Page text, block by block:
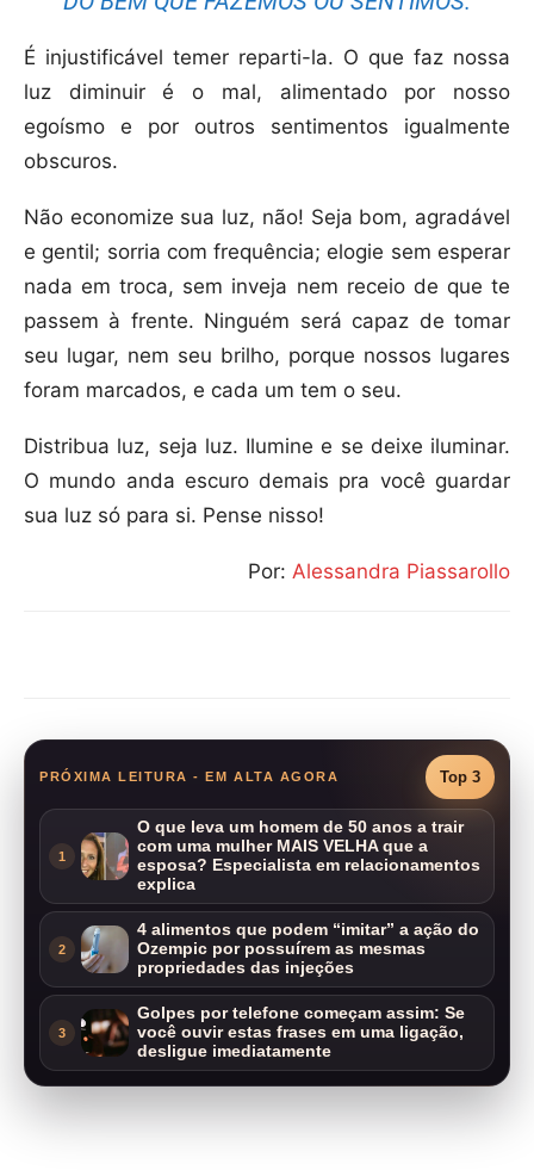
É injustificável temer reparti-la. O que faz nossa
luz diminuir é o mal, alimentado por nosso
egoísmo e por outros sentimentos igualmente
obscuros.
Não economize sua luz, não! Seja bom, agradável
e gentil; sorria com frequência; elogie sem esperar
nada em troca, sem inveja nem receio de que te
passem à frente. Ninguém será capaz de tomar
seu lugar, nem seu brilho, porque nossos lugares
foram marcados, e cada um tem o seu.
Distribua luz, seja luz. Ilumine e se deixe iluminar.
O mundo anda escuro demais pra você guardar
sua luz só para si. Pense nisso!
Por: Alessandra Piassarollo
PRÓXIMA LEITURA - EM ALTA AGORA Top 3
1
O que leva um homem de 50 anos a trair
com uma mulher MAIS VELHA que a
esposa? Especialista em relacionamentos
explica
2
4 alimentos que podem “imitar” a ação do
Ozempic por possuírem as mesmas
propriedades das injeções
3
Golpes por telefone começam assim: Se
você ouvir estas frases em uma ligação,
desligue imediatamente